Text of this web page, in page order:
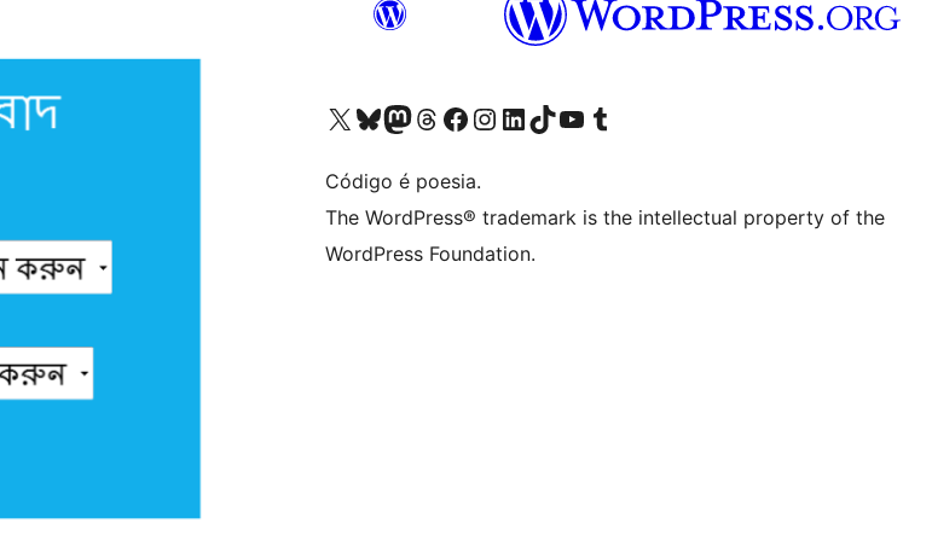
Visite a nossa conta X (antigo Twitter)
Visit our Bluesky account
Visit our Mastodon account
Visit our Threads account
Visite a nossa página do Facebook
Visite a nossa conta no Instagram
Visite a nossa conta no LinkedIn
Visit our TikTok account
Visit our YouTube channel
Visit our Tumblr account
Código é poesia.
The WordPress® trademark is the intellectual property of the
WordPress Foundation.